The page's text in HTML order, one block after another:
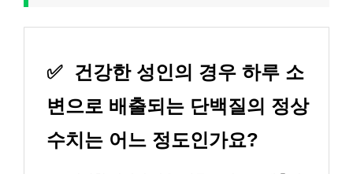
✅
건강한 성인의 경우 하루 소
변으로 배출되는 단백질의 정상
수치는 어느 정도인가요?